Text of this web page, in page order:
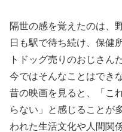
隔世の感を覚えたのは、
日も駅で待ち続け、保健
トドッグ売りのおじさん
今ではそんなことはでき
昔の映画を見ると、「こ
らない」と感じることが
われた生活文化や人間関